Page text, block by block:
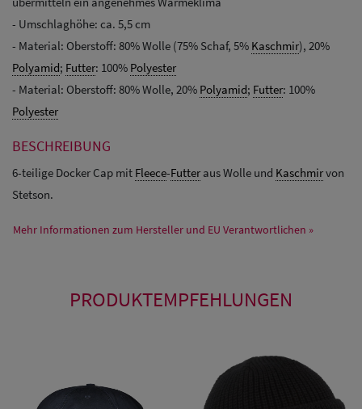
- Umschlaghöhe: ca. 5,5 cm
- Material: Oberstoff: 80% Wolle (75% Schaf, 5% Kaschmir), 20%
Polyamid; Futter: 100% Polyester
- Material: Oberstoff: 80% Wolle, 20% Polyamid; Futter: 100%
Polyester
BESCHREIBUNG
6-teilige Docker Cap mit Fleece-Futter aus Wolle und Kaschmirvon
Stetson.
Mehr Informationen zum Hersteller und EU Verantwortlichen »
PRODUKTEMPFEHLUNGEN